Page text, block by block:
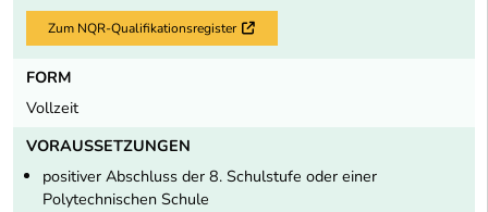
Zum NQR-Qualifikationsregister Externer Link
FORM
Vollzeit
VORAUSSETZUNGEN
positiver Abschluss der 8. Schulstufe oder einer
Polytechnischen Schule